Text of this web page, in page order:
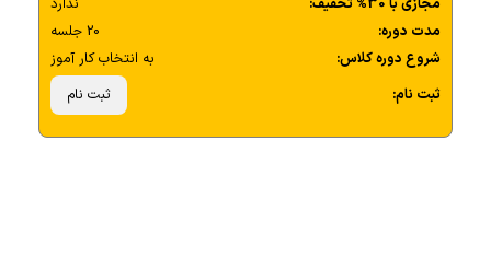
مدت دوره:
20 جلسه
شروع دوره کلاس:
به انتخاب کار آموز
ثبت نام:
ثبت نام